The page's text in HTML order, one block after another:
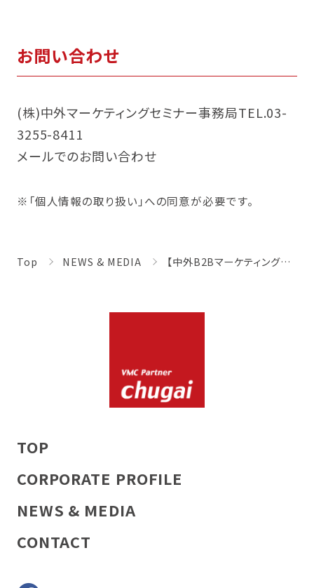
お問い合わせ
(株)中外マーケティングセミナー事務局TEL.03-
3255-8411
メールでのお問い合わせ
※「個人情報の取り扱い」への同意が必要です。
Top NEWS & MEDIA 【中外B2Bマーケティングセミナー】来場者300名の最新調査結果を公開「2025国際ロボット展」来場者調査報告（オンライン開催、ライブ配信）［2025年12月19日開催］
TOP
CORPORATE PROFILE
NEWS & MEDIA
CONTACT